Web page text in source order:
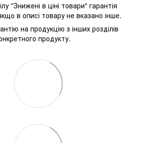
"Знижені в ціні товари" гарантія
в описі товару не вказано інше.
на продукцію з інших розділів
продукту.